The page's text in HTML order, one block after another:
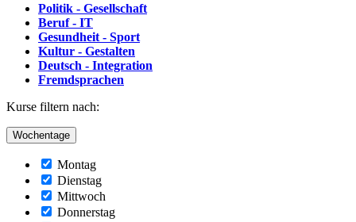
Politik - Gesellschaft
Beruf - IT
Gesundheit - Sport
Kultur - Gestalten
Deutsch - Integration
Fremdsprachen
Kurse filtern nach:
Wochentage
Montag
Dienstag
Mittwoch
Donnerstag